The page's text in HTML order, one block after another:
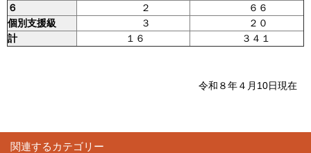
６
２
６６
個別支援級
３
２０
計
１６ ３４１
令和８年４月10日現在
関連するカテゴリー